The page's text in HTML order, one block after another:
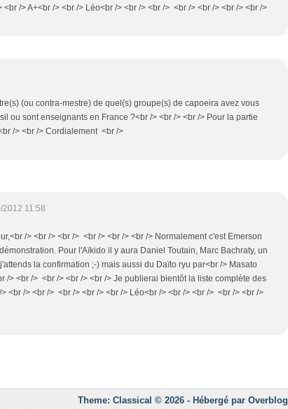
<br /> A+<br /> <br /> Léo<br /> <br /> <br /> <br /> <br /> <br /> <br />
(ou contra-mestre) de quel(s) groupe(s) de capoeira avez vous
ou sont enseignants en France ?<br /> <br /> <br /> Pour la partie
/> <br /> Cordialement <br />
2012 11:58
/> <br /> <br /> <br /> <br /> <br /> Normalement c'est Emerson
Pour l'Aïkido il y aura Daniel Toutain, Marc Bachraty, un
la confirmation ;-) mais aussi du Daïto ryu par<br /> Masato
/> <br /> <br /> <br /> <br /> Je publierai bientôt la liste complète des
<br /> <br /> <br /> <br /> <br /> Léo<br /> <br /> <br /> <br /> <br />
Theme: Classical © 2026 - Hébergé par Overblog